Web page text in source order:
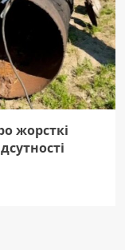
жорсткі